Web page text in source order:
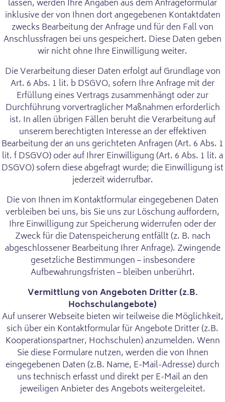
lassen, werden Ihre Angaben aus dem Anfrageformular
inklusive der von Ihnen dort angegebenen Kontaktdaten
zwecks Bearbeitung der Anfrage und für den Fall von
Anschlussfragen bei uns gespeichert. Diese Daten geben
wir nicht ohne Ihre Einwilligung weiter.
Die Verarbeitung dieser Daten erfolgt auf Grundlage von
Art. 6 Abs. 1 lit. b DSGVO, sofern Ihre Anfrage mit der
Erfüllung eines Vertrags zusammenhängt oder zur
Durchführung vorvertraglicher Maßnahmen erforderlich
ist. In allen übrigen Fällen beruht die Verarbeitung auf
unserem berechtigten Interesse an der effektiven
Bearbeitung der an uns gerichteten Anfragen (Art. 6 Abs. 1
lit. f DSGVO) oder auf Ihrer Einwilligung (Art. 6 Abs. 1 lit. a
DSGVO) sofern diese abgefragt wurde; die Einwilligung ist
jederzeit widerrufbar.
Die von Ihnen im Kontaktformular eingegebenen Daten
verbleiben bei uns, bis Sie uns zur Löschung auffordern,
Ihre Einwilligung zur Speicherung widerrufen oder der
Zweck für die Datenspeicherung entfällt (z. B. nach
abgeschlossener Bearbeitung Ihrer Anfrage). Zwingende
gesetzliche Bestimmungen – insbesondere
Aufbewahrungsfristen – bleiben unberührt.
Vermittlung von Angeboten Dritter (z.B.
Hochschulangebote)
Auf unserer Webseite bieten wir teilweise die Möglichkeit,
sich über ein Kontaktformular für Angebote Dritter (z.B.
Kooperationspartner, Hochschulen) anzumelden. Wenn
Sie diese Formulare nutzen, werden die von Ihnen
eingegebenen Daten (z.B. Name, E-Mail-Adresse) durch
uns technisch erfasst und direkt per E-Mail an den
jeweiligen Anbieter des Angebots weitergeleitet.